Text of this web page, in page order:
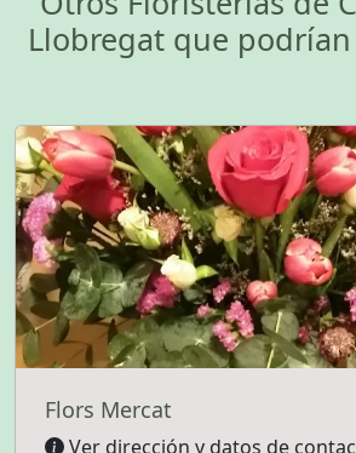
Llobregat que
Flors Mercat
Ver dirección y datos de